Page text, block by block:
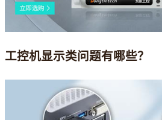
工控机显示类问题有哪些？